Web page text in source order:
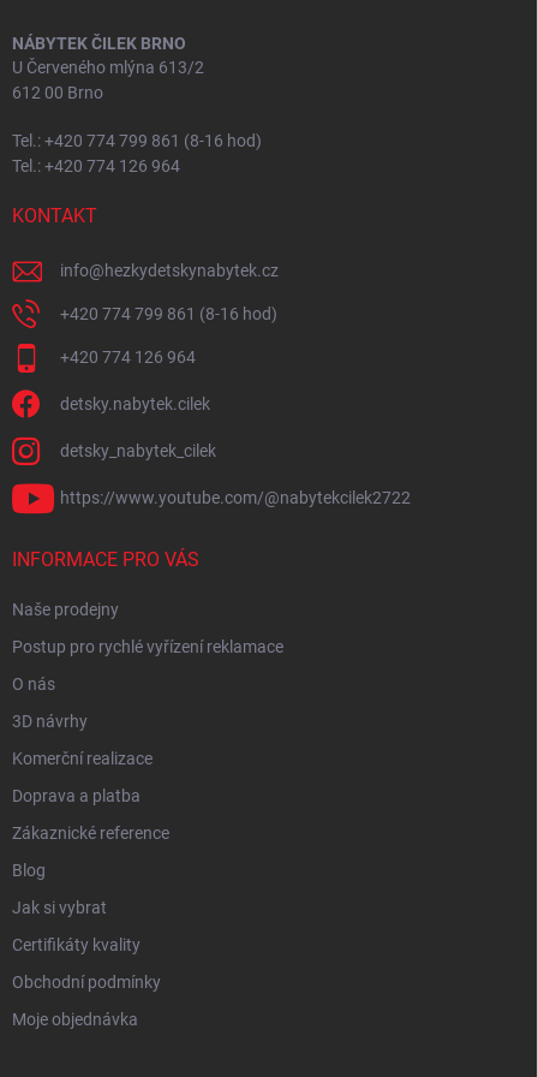
NÁBYTEK ČILEK BRNO
U Červeného mlýna 613/2
612 00 Brno
Tel.: +420 774 799 861 (8-16 hod)
Tel.: +420 774 126 964
KONTAKT
info@hezkydetskynabytek.cz
+420 774 799 861 (8-16 hod)
+420 774 126 964
detsky.nabytek.cilek
detsky_nabytek_cilek
https://www.youtube.com/@nabytekcilek2722
INFORMACE PRO VÁS
Naše prodejny
Postup pro rychlé vyřízení reklamace
O nás
3D návrhy
Komerční realizace
Doprava a platba
Zákaznické reference
Blog
Jak si vybrat
Certifikáty kvality
Obchodní podmínky
Moje objednávka